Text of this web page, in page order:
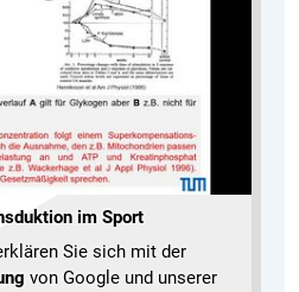
im Sport
Sie sich mit der
von Google und unserer